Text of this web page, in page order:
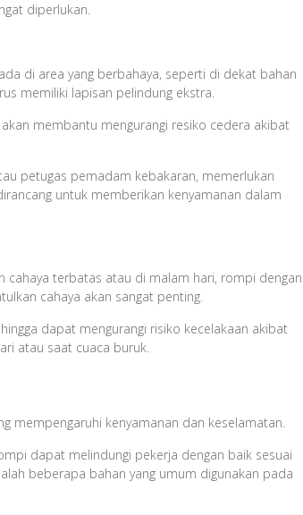
diperlukan.
di area yang berbahaya, seperti di dekat bahan
memiliki lapisan pelindung ekstra.
membantu mengurangi resiko cedera akibat
petugas pemadam kebakaran, memerlukan
untuk memberikan kenyamanan dalam
cahaya terbatas atau di malam hari, rompi dengan
cahaya akan sangat penting.
dapat mengurangi risiko kecelakaan akibat
atau saat cuaca buruk.
mempengaruhi kenyamanan dan keselamatan.
dapat melindungi pekerja dengan baik sesuai
beberapa bahan yang umum digunakan pada